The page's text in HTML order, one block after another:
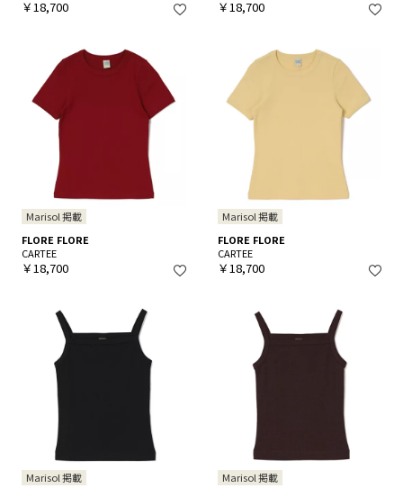
￥18,700 ￥18,700
Marisol 掲載
FLORE FLORE
CARTEE
￥18,700
Marisol 掲載
FLORE FLORE
CARTEE
￥18,700
Marisol 掲載
Marisol 掲載